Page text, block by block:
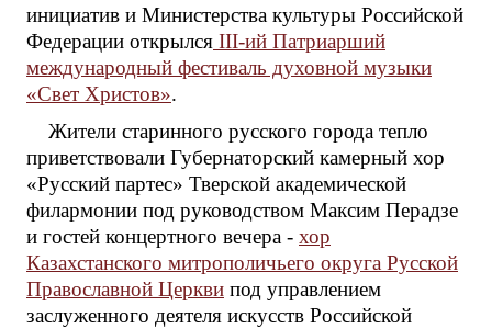
инициатив и Министерства культуры Российской
Федерации открылся III-ий Патриарший
международный фестиваль духовной музыки
«Свет Христов».
Жители старинного русского города тепло
приветствовали Губернаторский камерный хор
«Русский партес» Тверской академической
филармонии под руководством Максим Перадзе
и гостей концертного вечера - хор
Казахстанского митрополичьего округа Русской
Православной Церкви под управлением
заслуженного деятеля искусств Российской